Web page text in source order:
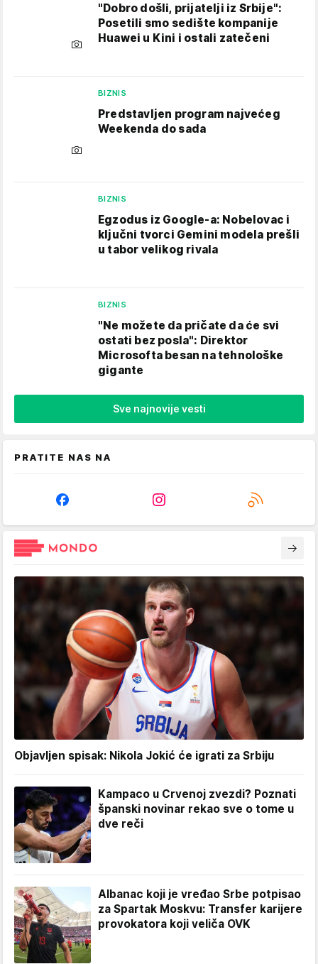
"Dobro došli, prijatelji iz Srbije":
Posetili smo sedište kompanije
Huawei u Kini i ostali zatečeni
BIZNIS
Predstavljen program najvećeg
Weekenda do sada
BIZNIS
Egzodus iz Google-a: Nobelovac i
ključni tvorci Gemini modela prešli
u tabor velikog rivala
BIZNIS
"Ne možete da pričate da će svi
ostati bez posla": Direktor
Microsofta besan na tehnološke
gigante
Sve najnovije vesti
PRATITE NAS NA
Objavljen spisak: Nikola Jokić će igrati za Srbiju
Kampaco u Crvenoj zvezdi? Poznati
španski novinar rekao sve o tome u
dve reči
Albanac koji je vređao Srbe potpisao
za Spartak Moskvu: Transfer karijere
provokatora koji veliča OVK